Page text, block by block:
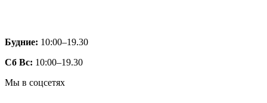
Будние: 10:00–19.30
Сб Вс: 10:00–19.30
Мы в соцсетях